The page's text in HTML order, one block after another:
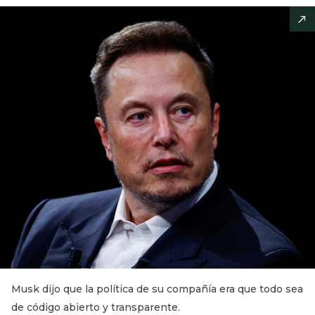
Musk dijo que la política de su compañía era que todo sea
de código abierto y transparente.